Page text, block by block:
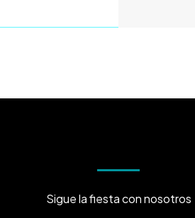
Sigue la fiesta con nosotros